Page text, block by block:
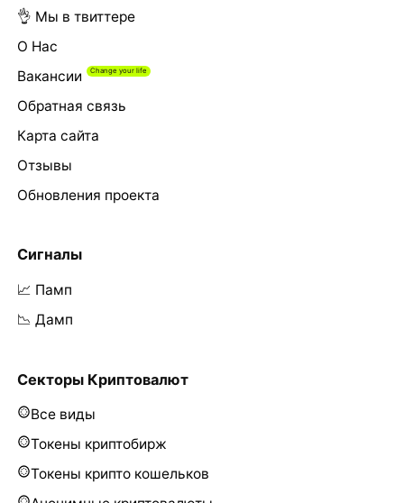
👌 Мы в твиттере
О Нас
Вакансии
Обратная связь
Карта сайта
Отзывы
Обновления проекта
Сигналы
📈 Памп
📉 Дамп
Секторы Криптовалют
Все виды
Токены криптобирж
Токены крипто кошельков